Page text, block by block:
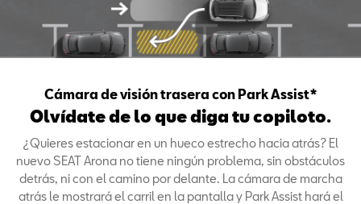
Cámara de visión trasera con Park Assist*
Olvídate de lo que diga tu copiloto.
¿Quieres estacionar en un hueco estrecho hacia atrás? El
nuevo SEAT Arona no tiene ningún problema, sin obstáculos
detrás, ni con el camino por delante. La cámara de marcha
atrás le mostrará el carril en la pantalla y Park Assist hará el